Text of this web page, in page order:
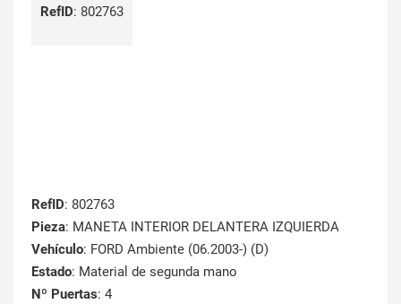
RefID: 802763
RefID: 802763
Pieza: MANETA INTERIOR DELANTERA IZQUIERDA
Vehículo: FORD Ambiente (06.2003-) (D)
Estado: Material de segunda mano
Nº Puertas: 4